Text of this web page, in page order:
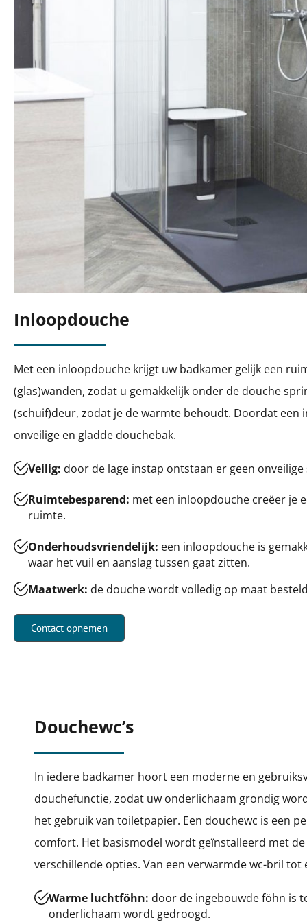
Inloopdouche
Met een inloopdouche krijgt uw badkamer gelijk een
(glas)wanden, zodat u gemakkelijk onder de douche
(schuif)deur, zodat je de warmte behoudt. Doordat een
onveilige en gladde douchebak.
Veilig: door de lage instap ontstaan er geen
Ruimtebesparend: met een inloopdouche creëer je
ruimte.
Onderhoudsvriendelijk: een inloopdouche is
waar het vuil en aanslag tussen gaat zitten.
Maatwerk: de douche wordt volledig op maat
Contact opnemen
Douchewc’s
In iedere badkamer hoort een moderne en
douchefunctie, zodat uw onderlichaam grondig
het gebruik van toiletpapier. Een douchewc is een
comfort. Het basismodel wordt geïnstalleerd met
verschillende opties. Van een verwarmde wc-bril
Warme luchtföhn: door de ingebouwde föhn is
onderlichaam wordt gedroogd.